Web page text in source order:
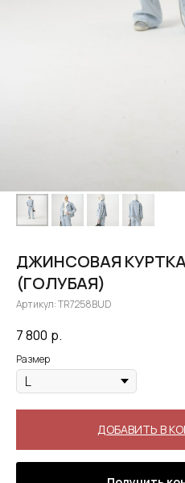
ДЖИНСОВАЯ
(ГОЛУБАЯ)
Артикул:TR7258BUD
7 800 р.
Размер
ДОБАВИТЬ В